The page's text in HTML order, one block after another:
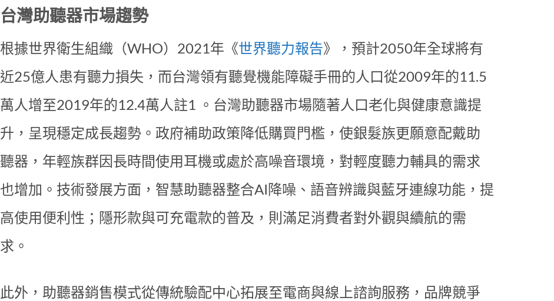
台灣助聽器市場趨勢
根據世界衛生組織（WHO）2021年《世界聽力報告》，預計2050年全球將有
近25億人患有聽力損失，而台灣領有聽覺機能障礙手冊的人口從2009年的11.5
萬人增至2019年的12.4萬人註1 。台灣助聽器市場隨著人口老化與健康意識提
升，呈現穩定成長趨勢。政府補助政策降低購買門檻，使銀髮族更願意配戴助
聽器，年輕族群因長時間使用耳機或處於高噪音環境，對輕度聽力輔具的需求
也增加。技術發展方面，智慧助聽器整合AI降噪、語音辨識與藍牙連線功能，提
高使用便利性；隱形款與可充電款的普及，則滿足消費者對外觀與續航的需
求。
此外，助聽器銷售模式從傳統驗配中心拓展至電商與線上諮詢服務，品牌競爭